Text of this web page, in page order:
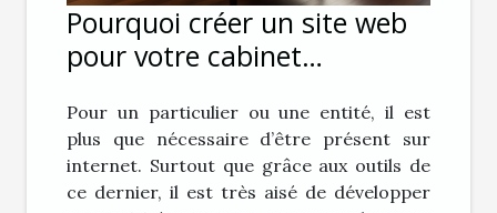
Pourquoi créer un site web
pour votre cabinet
Pour un particulier ou une entité, il est
plus que nécessaire d’être présent sur
internet. Surtout que grâce aux outils de
ce dernier, il est très aisé de développer